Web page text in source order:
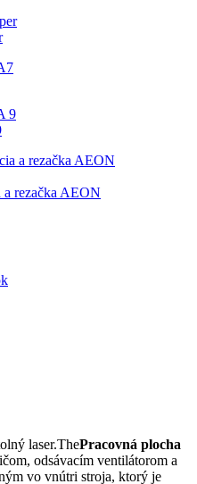
a rezačka AEON
laser.ThePracovná plocha
odsávacím ventilátorom a
vo vnútri stroja, ktorý je